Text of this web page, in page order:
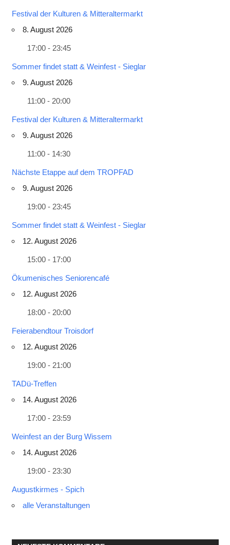
Festival der Kulturen & Mitteraltermarkt
8. August 2026
17:00 - 23:45
Sommer findet statt & Weinfest - Sieglar
9. August 2026
11:00 - 20:00
Festival der Kulturen & Mitteraltermarkt
9. August 2026
11:00 - 14:30
Nächste Etappe auf dem TROPFAD
9. August 2026
19:00 - 23:45
Sommer findet statt & Weinfest - Sieglar
12. August 2026
15:00 - 17:00
Ökumenisches Seniorencafé
12. August 2026
18:00 - 20:00
Feierabendtour Troisdorf
12. August 2026
19:00 - 21:00
TADü-Treffen
14. August 2026
17:00 - 23:59
Weinfest an der Burg Wissem
14. August 2026
19:00 - 23:30
Augustkirmes - Spich
alle Veranstaltungen